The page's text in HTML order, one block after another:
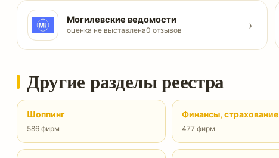
Могилевские ведомости
оценка не выставлена0 отзывов ›
Другие разделы реестра
Шоппинг
586 фирм
Финансы, страхование
477 фирм